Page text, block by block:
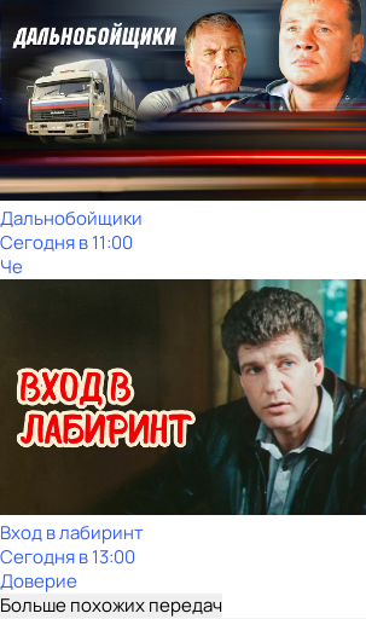
Дальнобойщики
Сегодня в 11:00
Че
Вход в лабиринт
Сегодня в 13:00
Доверие
Больше похожих передач